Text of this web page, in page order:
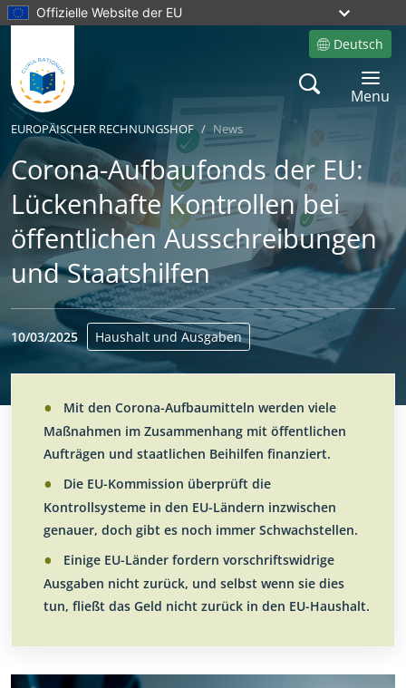
Offizielle Website der EU
Deutsch
Site language
Search
Toggle
Menu
EUROPÄISCHER RECHNUNGSHOF News
Corona-Aufbaufonds der EU:
Lückenhafte Kontrollen bei
öffentlichen Ausschreibungen
und Staatshilfen
10/03/2025 Haushalt und Ausgaben
Mit den Corona-Aufbaumitteln werden viele
Maßnahmen im Zusammenhang mit öffentlichen
Aufträgen und staatlichen Beihilfen finanziert.
Die EU-Kommission überprüft die
Kontrollsysteme in den EU-Ländern inzwischen
genauer, doch gibt es noch immer Schwachstellen.
Einige EU-Länder fordern vorschriftswidrige
Ausgaben nicht zurück, und selbst wenn sie dies
tun, fließt das Geld nicht zurück in den EU-Haushalt.